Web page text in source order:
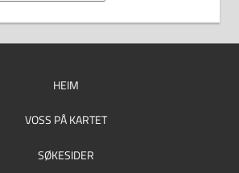
HEIM
VOSS PÅ KARTET
SØKESIDER